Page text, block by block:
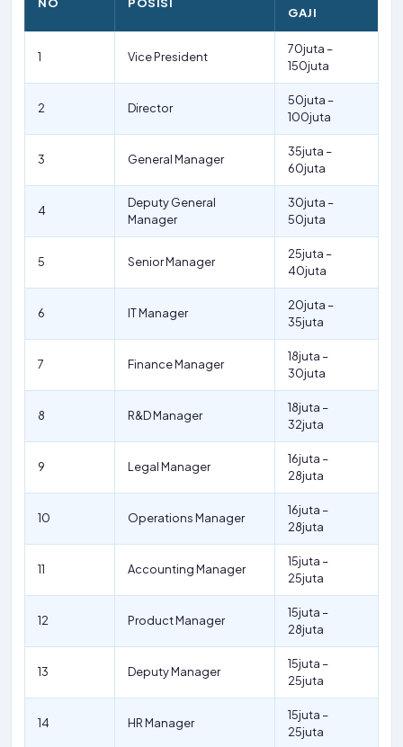
GAJI
1 Vice President
70juta –
150juta
2 Director
50juta –
100juta
3 General Manager
35juta –
60juta
4
Deputy General
Manager
30juta –
50juta
5 Senior Manager
25juta –
40juta
6 IT Manager
20juta –
35juta
7 Finance Manager
18juta –
30juta
8 R&D Manager
18juta –
32juta
9 Legal Manager
16juta –
28juta
10 Operations Manager
16juta –
28juta
11 Accounting Manager
15juta –
25juta
12 Product Manager
15juta –
28juta
13 Deputy Manager
15juta –
25juta
14 HR Manager
15juta –
25juta